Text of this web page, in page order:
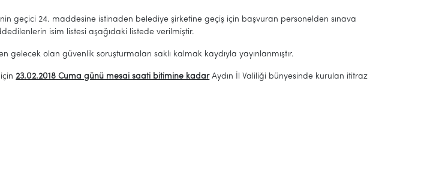
geçici 24. maddesine istinaden belediye şirketine geçiş için başvuran personelden sınava
isim listesi aşağıdaki listede verilmiştir.
olan güvenlik soruşturmaları saklı kalmak kaydıyla yayınlanmıştır.
için23.02.2018 Cuma günü mesai saati bitimine kadarAydın İl Valiliği bünyesinde kurulan ititraz